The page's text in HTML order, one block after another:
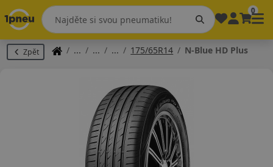
0
Zpět 175/65R14 N-Blue HD Plus